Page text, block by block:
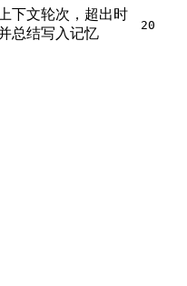
下文轮次，超出时
总结写入记忆
20